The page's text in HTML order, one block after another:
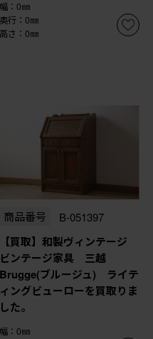
幅：0㎜
奥行：0㎜
高さ：0㎜
商品番号 B-051397
【買取】和製ヴィンテージ
ビンテージ家具 三越
Brugge(ブルージュ) ライテ
ィングビューローを買取りま
した。
幅：0㎜